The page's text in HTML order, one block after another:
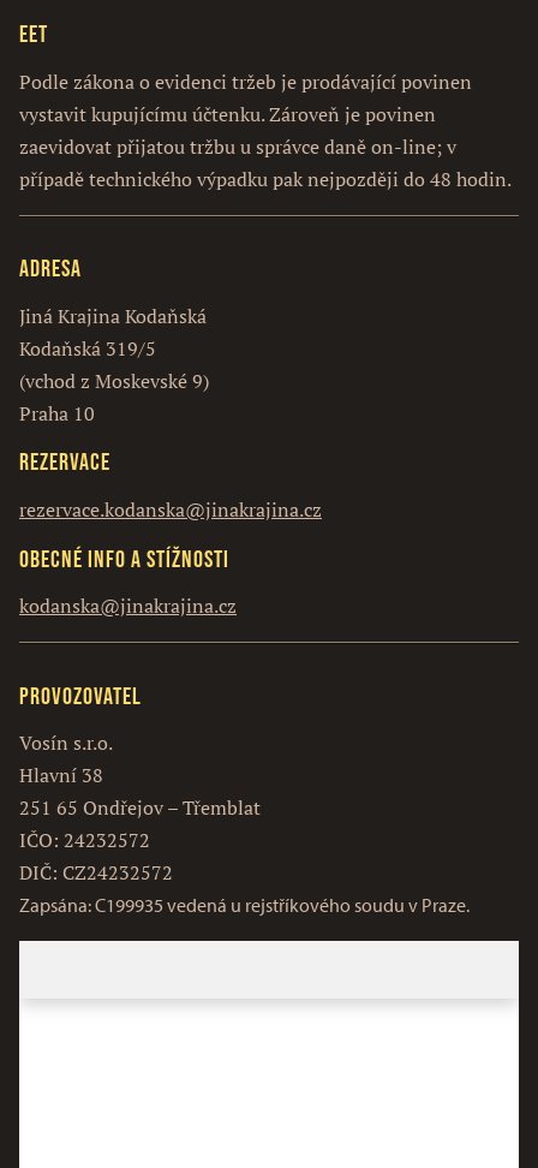
EET
Podle zákona o evidenci tržeb je prodávající povinen
vystavit kupujícímu účtenku. Zároveň je povinen
zaevidovat přijatou tržbu u správce daně on-line; v
případě technického výpadku pak nejpozději do 48 hodin.
Adresa
Jiná Krajina Kodaňská
Kodaňská 319/5
(vchod z Moskevské 9)
Praha 10
Rezervace
rezervace.kodanska@jinakrajina.cz
Obecné info a stížnosti
kodanska@jinakrajina.cz
Provozovatel
Vosín s.r.o.
Hlavní 38
251 65 Ondřejov – Třemblat
IČO: 24232572
DIČ: CZ24232572
Zapsána: C199935 vedená u rejstříkového soudu v Praze.